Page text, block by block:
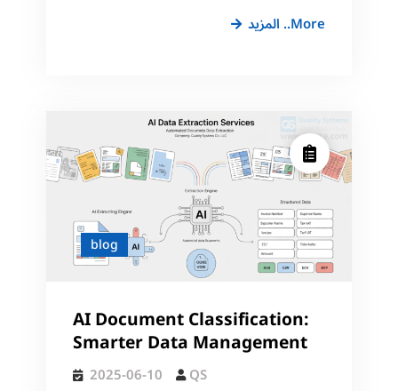
More.. المزيد
تصنيف
إدارة
بيانات
أكثر
ذكاءاً
blog
AI Document Classification:
Smarter Data Management
2025-06-10
QS